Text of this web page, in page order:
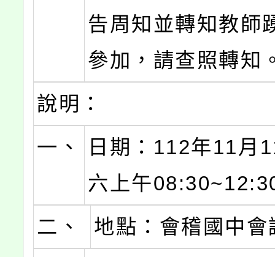
告周知並轉知教師
參加，請查照轉知
說明：
一、
日期：112年11月
六上午
二、
地點：會稽國中會